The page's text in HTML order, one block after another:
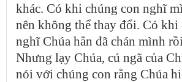
khác. Có khi chúng con nghĩ
nên không thể thay đổi. Có khi
nghĩ Chúa hẳn đã chán mình
Nhưng lạy Chúa, cú ngã của
nói với chúng con rằng Chúa